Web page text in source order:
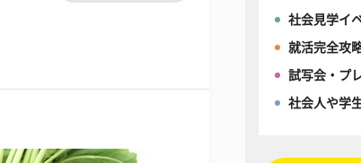
社会見学イ
就活完全攻
試写会・プ
社会人や学